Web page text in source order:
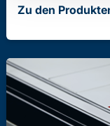
Zu den